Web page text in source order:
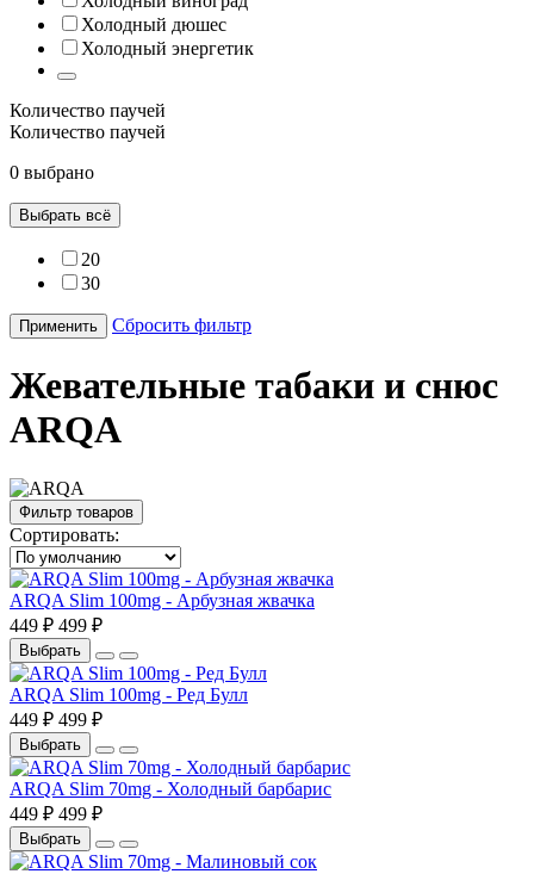
Холодный дюшес
Холодный энергетик
Количество паучей
Количество паучей
0 выбрано
Выбрать всё
20
30
Применить Сбросить фильтр
Жевательные табаки и снюс
ARQA
Фильтр товаров
Сортировать:
ARQA Slim 100mg - Арбузная жвачка
449 ₽ 499 ₽
Выбрать
ARQA Slim 100mg - Ред Булл
449 ₽ 499 ₽
Выбрать
ARQA Slim 70mg - Холодный барбарис
449 ₽ 499 ₽
Выбрать